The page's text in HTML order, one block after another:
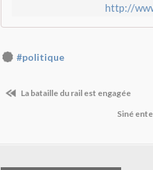
http://
#politique
La bataille du rail est engagée
Siné